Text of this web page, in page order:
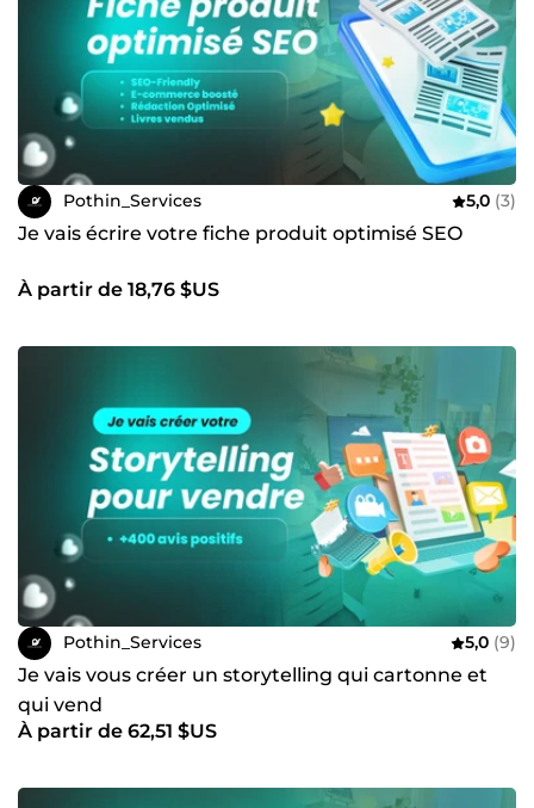
Pothin_Services 5,0 (3)
Je vais écrire votre fiche produit optimisé SEO
À partir de 18,76 $US
Pothin_Services 5,0 (9)
Je vais vous créer un storytelling qui cartonne et
qui vend
À partir de 62,51 $US